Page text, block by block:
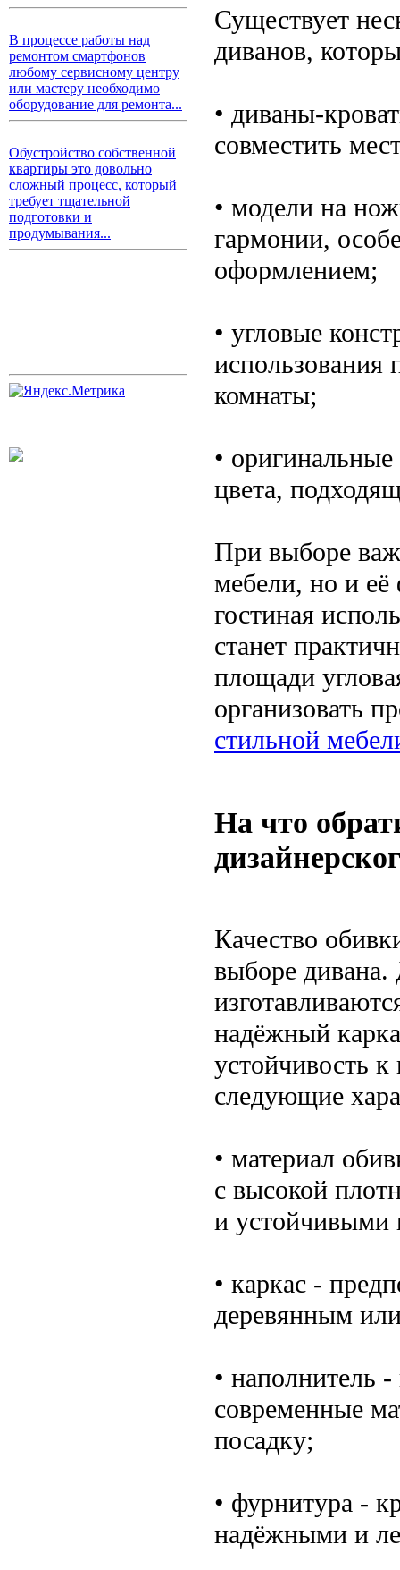
В процессе работы над
ремонтом смартфонов
любому сервисному центру
или мастеру необходимо
оборудование для ремонта...
Обустройство собственной
квартиры это довольно
сложный процесс, который
требует тщательной
подготовки и
продумывания...
Существует
диванов,
• диваны-
совместить
• модели на
гармонии,
оформлением;
• угловые
использования
комнаты;
•
цвета,
При выборе
мебели, но и
гостиная
станет
площади
организовать
стильной
На что
Качество
выборе дивана.
надёжный
устойчивость
следующие
• материал
с высокой
и устойчивыми
• каркас -
деревянным
• наполнитель
современные
посадку;
• фурнитура -
надёжными и